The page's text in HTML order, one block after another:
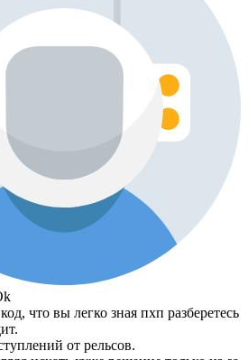
что вы легко зная пхп разберетесь
от рельсов.